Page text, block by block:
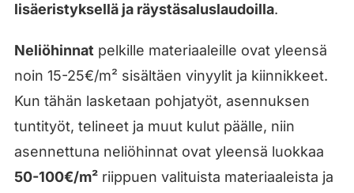
lisäeristyksellä ja räystäsaluslaudoilla.
Neliöhinnat pelkille materiaaleille ovat yleensä
noin 15-25€/m² sisältäen vinyylit ja kiinnikkeet.
Kun tähän lasketaan pohjatyöt, asennuksen
tuntityöt, telineet ja muut kulut päälle, niin
asennettuna neliöhinnat ovat yleensä luokkaa
50-100€/m²riippuen valituista materiaaleista ja